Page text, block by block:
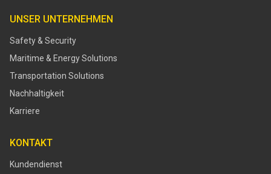
UNSER UNTERNEHMEN
Safety & Security
Maritime & Energy Solutions
Transportation Solutions
Nachhaltigkeit
Karriere
KONTAKT
Kundendienst